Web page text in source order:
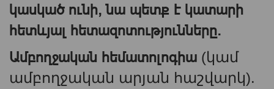
կասկած ունի, նա պետք է կատարի
հետևյալ հետազոտությունները.
Ամբողջական հեմատոլոգիա (կամ
ամբողջական արյան հաշվարկ).